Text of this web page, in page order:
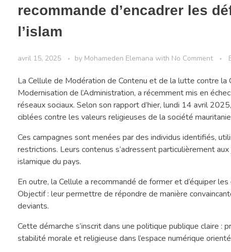
recommande d’encadrer les
l’islam
avril 15, 2025 by Mohameden Elemana with No Comment
La Cellule de Modération de Contenu et de la lutte contre
Modernisation de l’Administration, a récemment mis en
réseaux sociaux. Selon son rapport d’hier, lundi 14 avril
ciblées contre les valeurs religieuses de la société
Ces campagnes sont menées par des individus identifiés,
restrictions. Leurs contenus s’adressent particulièrement
islamique du pays.
En outre, la Cellule a recommandé de former et d’équiper
Objectif : leur permettre de répondre de manière
deviants.
Cette démarche s’inscrit dans une politique publique claire
stabilité morale et religieuse dans l’espace numérique